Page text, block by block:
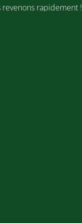
revenons rapidement !